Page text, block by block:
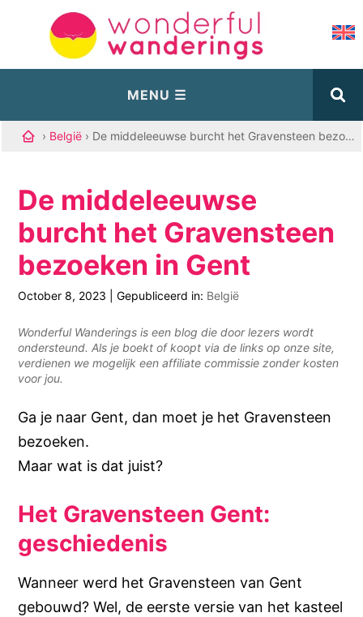
› België › De middeleeuwse burcht het Gravensteen bezoeken in Gent
De middeleeuwse
burcht het Gravensteen
bezoeken in Gent
October 8, 2023 |Gepubliceerd in: België
Wonderful Wanderings is een blog die door lezers wordt
ondersteund. Als je boekt of koopt via de links op onze site,
verdienen we mogelijk een affiliate commissie zonder kosten
voor jou.
Ga je naar Gent, dan moet je het Gravensteen
bezoeken.
Maar wat is dat juist?
Het Gravensteen Gent:
geschiedenis
Wanneer werd het Gravensteen van Gent
gebouwd? Wel, de eerste versie van het kasteel